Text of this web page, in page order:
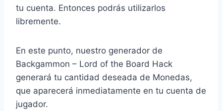
tu cuenta. Entonces podrás utilizarlos
libremente.
En este punto, nuestro generador de
Backgammon – Lord of the Board Hack
generará tu cantidad deseada de Monedas,
que aparecerá inmediatamente en tu cuenta de
jugador.